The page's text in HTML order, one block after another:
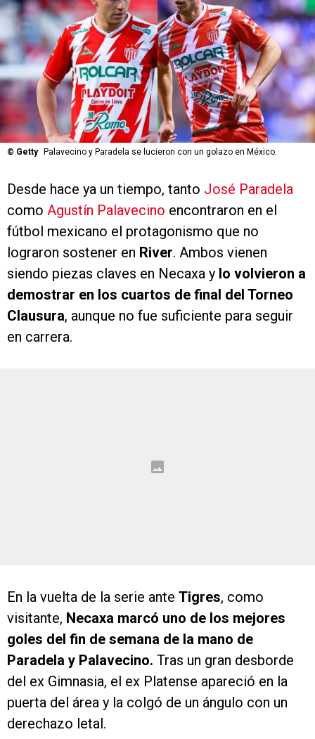
© Getty Palavecino y Paradela se lucieron con un golazo en México.
Desde hace ya un tiempo, tanto José Paradela
como Agustín Palavecino encontraron en el
fútbol mexicano el protagonismo que no
lograron sostener en River. Ambos vienen
siendo piezas claves en Necaxa y lo volvieron a
demostrar en los cuartos de final del Torneo
Clausura, aunque no fue suficiente para seguir
en carrera.
En la vuelta de la serie ante Tigres, como
visitante, Necaxa marcó uno de los mejores
goles del fin de semana de la mano de
Paradela y Palavecino. Tras un gran desborde
del ex Gimnasia, el ex Platense apareció en la
puerta del área y la colgó de un ángulo con un
derechazo letal.